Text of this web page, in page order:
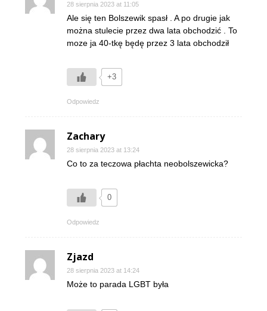
28 sierpnia 2023 at 11:05
Ale się ten Bolszewik spasł . A po drugie jak
można stulecie przez dwa lata obchodzić . To
moze ja 40-tkę będę przez 3 lata obchodził
+3
Odpowiedz
Zachary
28 sierpnia 2023 at 13:24
Co to za teczowa płachta neobolszewicka?
0
Odpowiedz
Zjazd
28 sierpnia 2023 at 14:24
Może to parada LGBT była